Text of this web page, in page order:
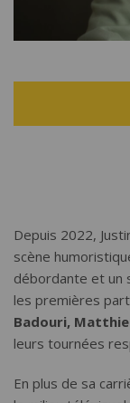
Depuis 2022,
scène
débordante et un
les premières
Badouri,
leurs tournées
En plus de sa